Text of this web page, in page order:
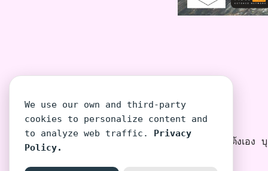
โต้งเอง
We use our own and third-party
cookies to personalize content and
to analyze web traffic. Privacy
Policy.